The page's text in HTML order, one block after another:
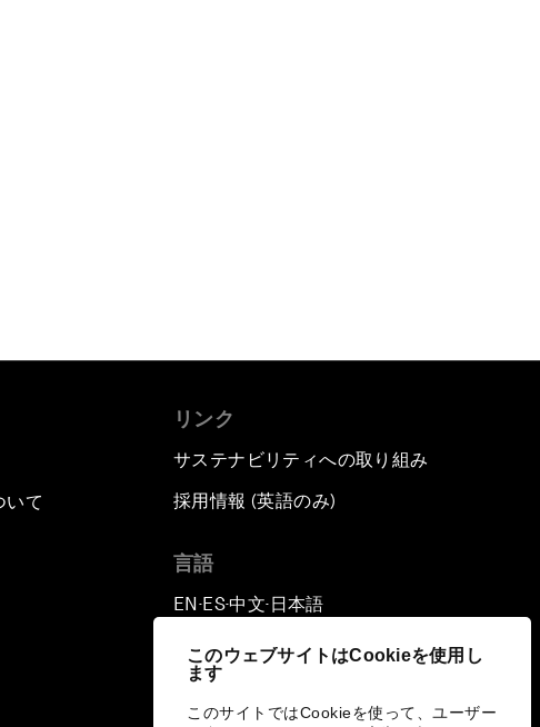
このウェブサイトはCookieを使用し
ます
このサイトではCookieを使って、ユーザー
いて
リンク
サステナビリティへの取り組み
採用情報 (英語のみ)
言語
EN ▪ ES▪中文▪ 日本語